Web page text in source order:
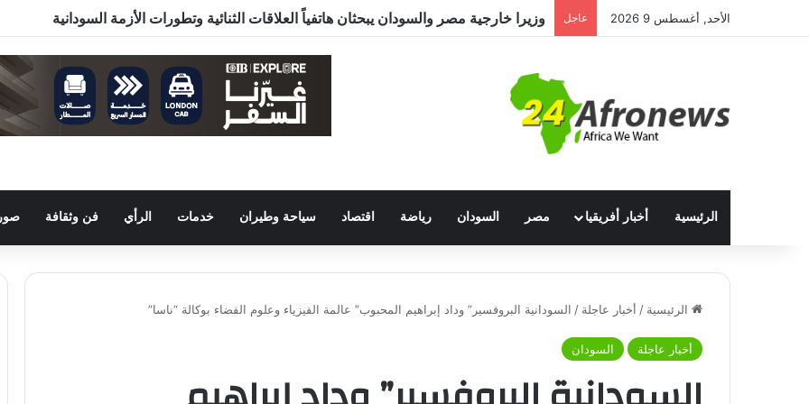
الأحد, أغسطس 9 2026 عاجل
الرئيسية أخبار أفريقيا مصر السودان رياضة اقتصاد سياحة وطيران خدمات الرأي فن وثقافة
الرئيسية / أخبار عاجلة / السودانية البروفسير” وداد إبراهيم المحبوب” عالمة الفيزياء وعلوم الفضاء بوكالة “ناسا”
أخبار عاجلة السودان